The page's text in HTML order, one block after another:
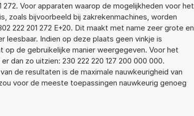
272. Voor apparaten waarop de mogelijkheden voor het
zoals bijvoorbeeld bij zakrekenmachines, worden
222 201 272 E+20. Dit maakt met name zeer grote en
leesbaar. Indien op deze plaats geen vinkje is
de gebruikelijke manier weergegeven. Voor het
dan zo uitzien: 230 222 220 127 200 000 000.
de resultaten is de maximale nauwkeurigheid van
voor de meeste toepassingen nauwkeurig genoeg